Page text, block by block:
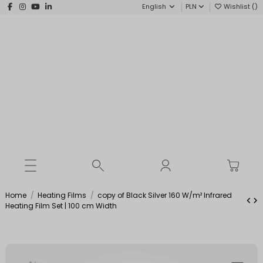
English PLN Wishlist ()
Home Heating Films
copy of Black Silver 160 W/m² Infrared
Heating Film Set | 100 cm Width